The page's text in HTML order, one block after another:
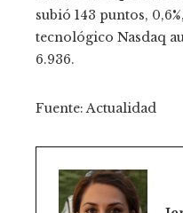
subió 143 puntos,
tecnológico Nasdaq
6.936.
Fuente: Actualidad